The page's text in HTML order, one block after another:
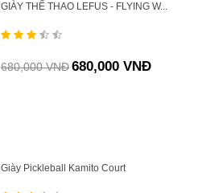
GIÀY THỂ THAO LEFUS - FLYING W...
680,000 VNĐ680,000 VNĐ
Giày Pickleball Kamito Court